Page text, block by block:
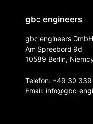
gbc engineers
gbc engineers GmbH
Am Spreebord 9d
10589 Berlin,
Telefon: +49 30 339
Email: info@gbc-